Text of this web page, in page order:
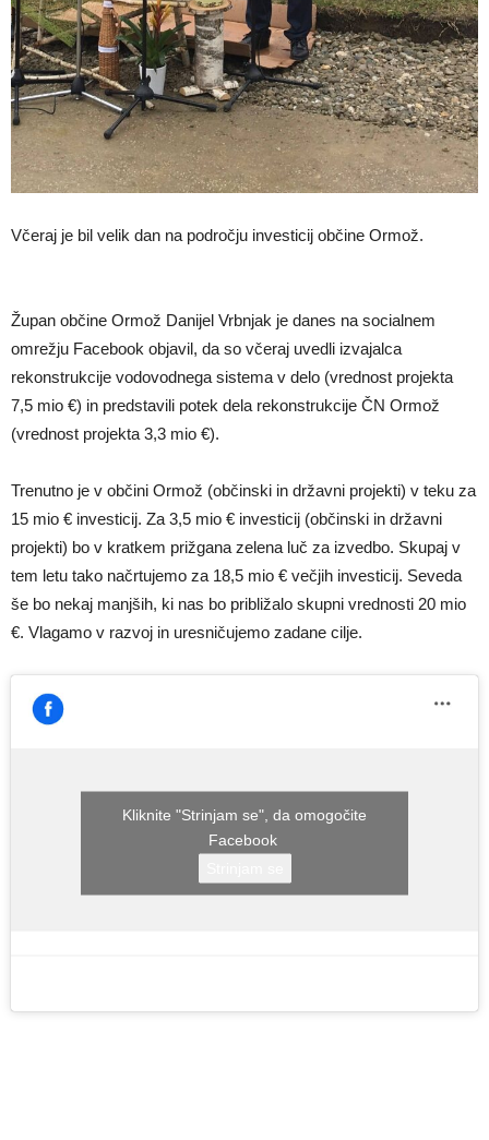
Včeraj je bil velik dan na področju investicij občine Ormož.
Župan občine Ormož Danijel Vrbnjak je danes na socialnem
omrežju Facebook objavil, da so včeraj uvedli izvajalca
rekonstrukcije vodovodnega sistema v delo (vrednost projekta
7,5 mio €) in predstavili potek dela rekonstrukcije ČN Ormož
(vrednost projekta 3,3 mio €).
Trenutno je v občini Ormož (občinski in državni projekti) v teku za
15 mio € investicij. Za 3,5 mio € investicij (občinski in državni
projekti) bo v kratkem prižgana zelena luč za izvedbo. Skupaj v
tem letu tako načrtujemo za 18,5 mio € večjih investicij. Seveda
še bo nekaj manjših, ki nas bo približalo skupni vrednosti 20 mio
€. Vlagamo v razvoj in uresničujemo zadane cilje.
Kliknite "Strinjam se", da omogočite
Facebook